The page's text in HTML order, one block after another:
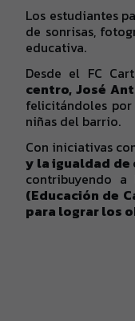
Los estudiantes
de sonrisas,
educativa.
Desde el FC
centro, José
felicitándoles
niñas del barrio.
Con iniciativas
y la igualdad
contribuyendo a
(Educación de
para lograr los